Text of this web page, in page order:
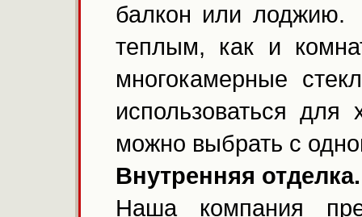
балкон или лоджию.
теплым, как и
многокамерные
использоваться для
можно выбрать с
Внутренняя отделка.
Наша компания